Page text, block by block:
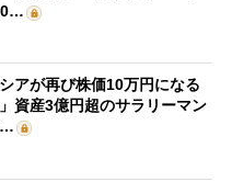
シアが再び株価10万円になる
資産3億円超のサラリーマン
…